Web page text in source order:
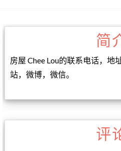
简
房屋 Chee Lou的联系电话，地
站，微博，微信。
评